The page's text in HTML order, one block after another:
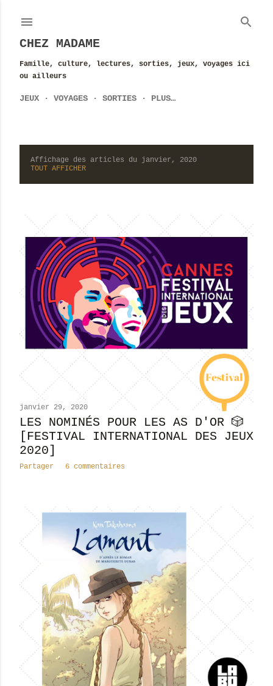
CHEZ MADAME
Famille, culture, lectures, sorties, jeux, voyages ici
ou ailleurs
JEUX VOYAGES SORTIES PLUS…
r
t
i
c
e
Affichage des articles du janvier, 2020
TOUT AFFICHER
janvier 29, 2020
LES NOMINÉS POUR LES AS D'OR 🎲
[FESTIVAL INTERNATIONAL DES JEUX
2020]
Partager 6 commentaires